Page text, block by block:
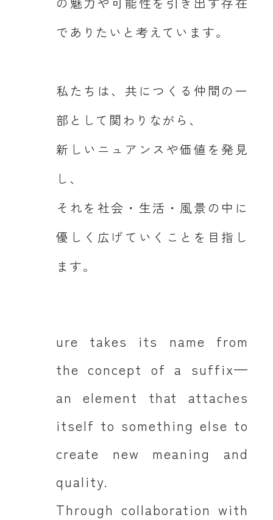
でありたいと考えています。
私たちは、共につくる仲間の一
部として関わりながら、
新しいニュアンスや価値を発見
し、
それを社会・生活・風景の中に
優しく広げていくことを目指し
ます。
ure takes its name from
the concept of a suffix—
an element that attaches
itself to something else to
create new meaning and
quality.
Through collaboration with